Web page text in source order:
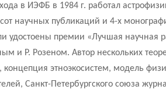
в ИЭФБ в 1984 г. работал
научных публикаций и 4-х
удостоены премии «Лучшая научная
и Р. Розеном. Автор нескольких
этноэкосистем, модель
Санкт-Петербургского союза